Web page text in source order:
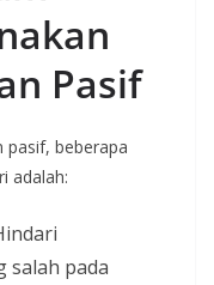
Pasif
pasif, beberapa
adalah:
salah pada